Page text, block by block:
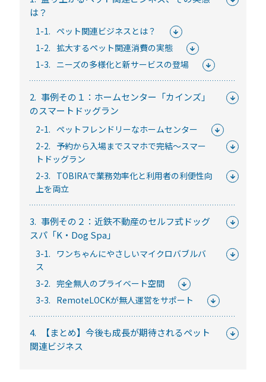
は？
1-1. ペット関連ビジネスとは？
1-2. 拡大するペット関連消費の実態
1-3. ニーズの多様化と新サービスの登場
2. 事例その１：ホームセンター「カインズ」
のスマートドッグラン
2-1. ペットフレンドリーなホームセンター
2-2. 予約から入場までスマホで完結～スマー
トドッグラン
2-3. TOBIRAで業務効率化と利用者の利便性向
上を両立
3. 事例その２：近鉄不動産のセルフ式ドッグ
スパ「K・Dog Spa」
3-1. ワンちゃんにやさしいマイクロバブルバ
ス
3-2. 完全無人のプライベート空間
3-3. RemoteLOCKが無人運営をサポート
4.
【まとめ】今後も成長が期待されるペット
関連ビジネス
セミナー
RemoteLOCKの活用術や業界別の最新事例をご紹介など、不
定期で開催しています。
常時公開中
5分でわかる！RemoteLOCKの特徴と機能について
3分でわかる！RemoteLOCK機種の選び方動画
はじめての方におすすめの記事
スマートロックと結露・錆（サビ）の問題
を徹底解説！防水・防錆について知ってお
きたいこと
続きを読む
【まとめ】スマートロック解説 今年度こ
そ、ビジネスにスマートロック！
スマートロックとは？カギのIoT化、仕組み